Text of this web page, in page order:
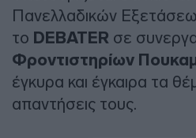
Πανελλαδικών
το DEBATER σε
Φροντιστηρίων
έγκυρα και έγκαιρα τα
απαντήσεις τους.